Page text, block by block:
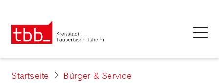
Startseite
Bürger & Service